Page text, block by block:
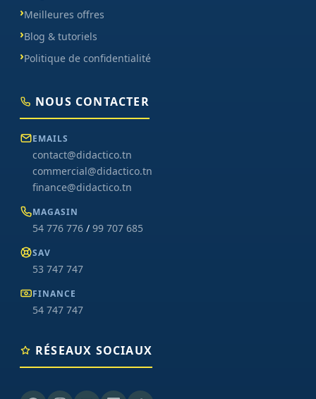
Meilleures offres
Blog & tutoriels
Politique de confidentialité
NOUS CONTACTER
EMAILS
contact@didactico.tn
commercial@didactico.tn
finance@didactico.tn
MAGASIN
54 776 776 / 99 707 685
SAV
53 747 747
FINANCE
54 747 747
RÉSEAUX SOCIAUX